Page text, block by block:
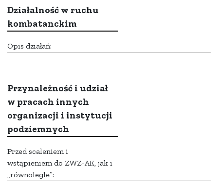
Działalność w ruchu
kombatanckim
Opis działań:
Przynależność i udział
w pracach innych
organizacji i instytucji
podziemnych
Przed scaleniem i
wstąpieniem do ZWZ-AK, jak i
„równolegle”: